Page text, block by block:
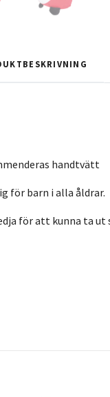
handtvätt
för barn i alla åldrar.
för att kunna ta